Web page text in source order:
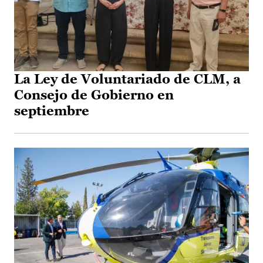
La Ley de Voluntariado de CLM, a
Consejo de Gobierno en
septiembre